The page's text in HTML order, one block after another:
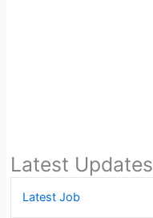
Latest Updates
Latest Job